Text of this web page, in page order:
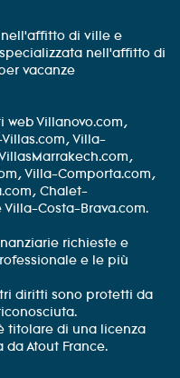
di ville e
nell'affitto di
vacanze
web Villanovo.com,
Villa-
Villa-Comporta.com,
Chalet-
Villa-Costa-Brava.com.
richieste e
e le più
diritti sono protetti da
titolare di una licenza
Atout France.